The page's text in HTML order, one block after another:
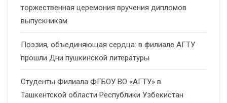
торжественная церемония вручения дипломов
выпускникам
Поэзия, объединяющая сердца: в филиале АГТУ
прошли Дни пушкинской литературы
Студенты Филиала ФГБОУ ВО «АГТУ» в
Ташкентской области Республики Узбекистан